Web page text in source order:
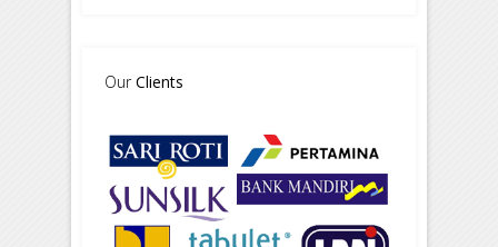
OurClients